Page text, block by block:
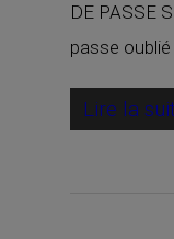
DE PASSE
passe oublié
Lire la